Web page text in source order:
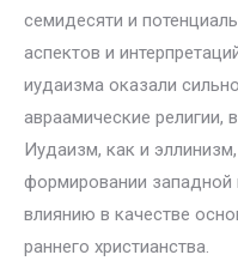
семидесяти и
аспектов и
иудаизма оказали
авраамические религии,
Иудаизм, как и
формировании западной
влиянию в качестве
раннего христианства.